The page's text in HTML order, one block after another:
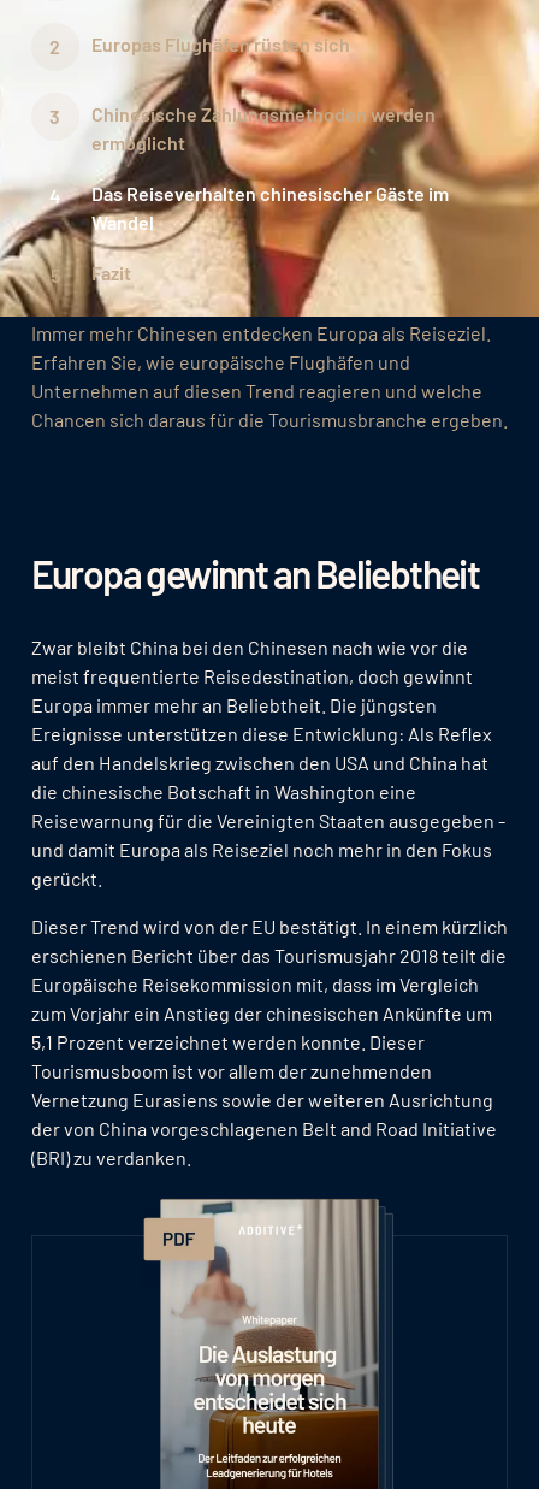
Immer mehr Chinesen entdecken Europa als Reiseziel.
Erfahren Sie, wie europäische Flughäfen und
Unternehmen auf diesen Trend reagieren und welche
Chancen sich daraus für die Tourismusbranche ergeben.
Europa gewinnt an Beliebtheit
Zwar bleibt China bei den Chinesen nach wie vor die
meist frequentierte Reisedestination, doch gewinnt
Europa immer mehr an Beliebtheit. Die jüngsten
Ereignisse unterstützen diese Entwicklung: Als Reflex
auf den Handelskrieg zwischen den USA und China hat
die chinesische Botschaft in Washington eine
Reisewarnung für die Vereinigten Staaten ausgegeben -
und damit Europa als Reiseziel noch mehr in den Fokus
gerückt.
Dieser Trend wird von der EU bestätigt. In einem kürzlich
erschienen Bericht über das Tourismusjahr 2018 teilt die
Europäische Reisekommission mit, dass im Vergleich
zum Vorjahr ein Anstieg der chinesischen Ankünfte um
5,1 Prozent verzeichnet werden konnte. Dieser
Tourismusboom ist vor allem der zunehmenden
Vernetzung Eurasiens sowie der weiteren Ausrichtung
der von China vorgeschlagenen Belt and Road Initiative
(BRI) zu verdanken.
Europas Flughäfen rüsten sich
Chinesische Zahlungsmethoden werden
ermöglicht
Das Reiseverhalten chinesischer Gäste im
Wandel
Fazit